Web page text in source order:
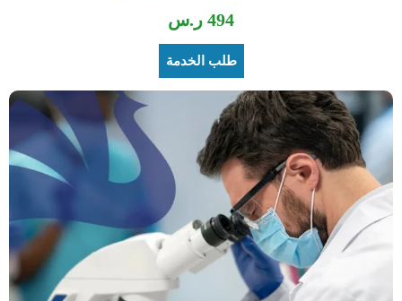
494 ر.س
طلب الخدمة